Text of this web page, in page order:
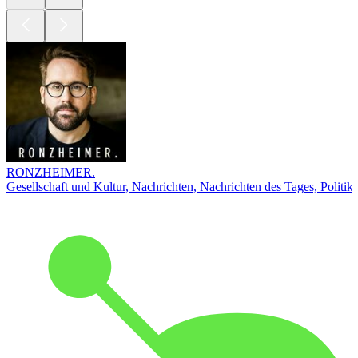
RONZHEIMER.
Gesellschaft und Kultur, Nachrichten, Nachrichten des Tages, Politik